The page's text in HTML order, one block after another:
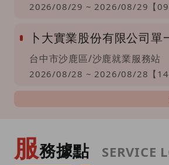
2026/08/29 ~ 2026/08/29【
卜大實業股份有限公司單
台中市沙鹿區/沙鹿就業服務站
2026/08/28 ~ 2026/08/28【
服務據點 SERVICE